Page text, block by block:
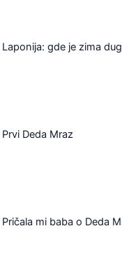
Laponija: gde je zima
Prvi Deda Mraz
Pričala mi baba o Deda